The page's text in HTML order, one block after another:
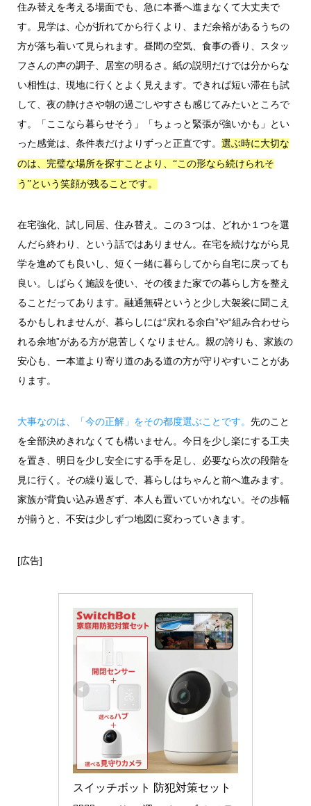
住み替えを考える場面でも、急に本番へ進まなくて大丈夫で
す。見学は、心が折れてから行くより、まだ余裕があるうちの
方が落ち着いて見られます。昼間の空気、食事の香り、スタッ
フさんの声の調子、居室の明るさ。紙の説明だけでは分からな
い相性は、現地に行くとよく見えます。できれば短い滞在も試
して、夜の静けさや朝の過ごしやすさも感じてみたいところで
す。「ここなら暮らせそう」「ちょっと緊張が強いかも」とい
った感覚は、条件表だけよりずっと正直です。 選ぶ時に大切な
のは、完璧な場所を探すことより、“この形なら続けられそ
う”という笑顔が残ることです。
在宅強化、試し同居、住み替え。この３つは、どれか１つを選
んだら終わり、という話ではありません。在宅を続けながら見
学を進めても良いし、短く一緒に暮らしてから自宅に戻っても
良い。しばらく施設を使い、その後また家での暮らし方を整え
ることだってあります。融通無碍というと少し大袈裟に聞こえ
るかもしれませんが、暮らしには“戻れる余白”や“組み合わせら
れる余地”がある方が息苦しくなりません。親の誇りも、家族の
安心も、一本道より寄り道のある道の方が守りやすいことがあ
ります。
大事なのは、「今の正解」をその都度選ぶことです。 先のこと
を全部決めきれなくても構いません。今日を少し楽にする工夫
を置き、明日を少し安全にする手を足し、必要なら次の段階を
見に行く。その繰り返しで、暮らしはちゃんと前へ進みます。
家族が背負い込み過ぎず、本人も置いていかれない。その歩幅
が揃うと、不安は少しずつ地図に変わっていきます。
[広告]
スイッチボット 防犯対策セット